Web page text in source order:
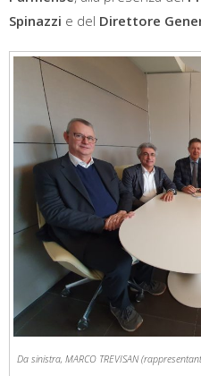
Spinazzi e del Direttore
Da sinistra, MARCO TREVISAN